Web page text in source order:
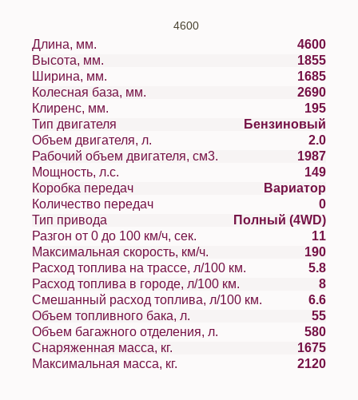
4600
Длина, мм.
4600
Высота, мм.
1855
Ширина, мм.
1685
Колесная база, мм.
2690
Клиренс, мм.
195
Тип двигателя
Бензиновый
Объем двигателя, л.
2.0
Рабочий объем двигателя, см3.
1987
Мощность, л.с.
149
Коробка передач
Вариатор
Количество передач
0
Тип привода
Полный (4WD)
Разгон от 0 до 100 км/ч, сек.
11
Максимальная скорость, км/ч.
190
Расход топлива на трассе, л/100 км.
5.8
Расход топлива в городе, л/100 км.
8
Смешанный расход топлива, л/100 км.
6.6
Объем топливного бака, л.
55
Объем багажного отделения, л.
580
Снаряженная масса, кг.
1675
Максимальная масса, кг.
2120